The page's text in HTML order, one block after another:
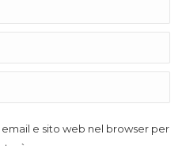
e sito web nel browser per